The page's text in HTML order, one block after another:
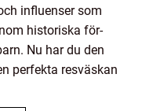
influenser som
historiska för-
Nu har du den
perfekta resväskan